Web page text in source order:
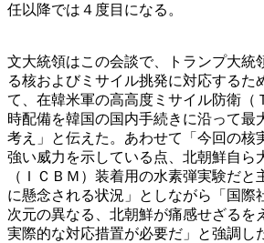
任以降では４度目になる。
文大統領はこの会談で、トランプ大統
る核およびミサイル挑発に対応するた
て、在韓米軍の高高度ミサイル防衛（
時配備を韓国の国内手続きに沿って最
考え」と伝えた。あわせて「今回の核
強い威力を示している点、北朝鮮自ら
（ＩＣＢＭ）装着用の水素弾実験だと
に懸念される状況」としながら「国際
次元の異なる、北朝鮮が痛感せざるを
実際的な対応措置が必要だ」と強調し